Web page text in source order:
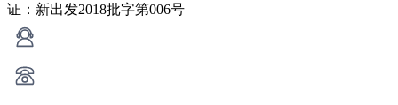
证：新出发2018批字第006号